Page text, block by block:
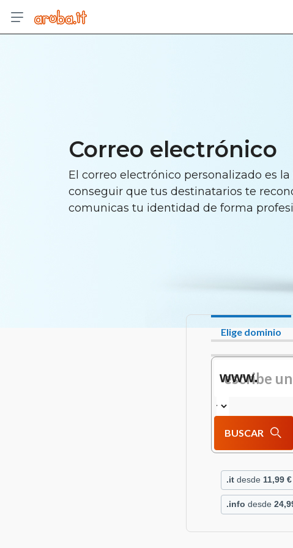
Correo electrónico
El correo electrónico personalizado es
conseguir que tus destinatarios te
comunicas tu identidad de forma
Elige dominio
www.
BUSCAR
.it desde 11,99 €
.info desde